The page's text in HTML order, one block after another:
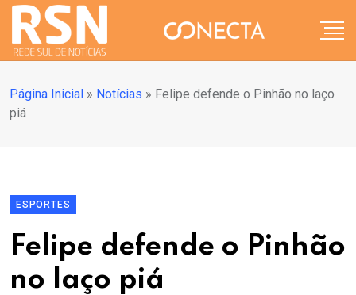
Página Inicial » Notícias » Felipe defende o Pinhão no laço
piá
ESPORTES
Felipe defende o Pinhão
no laço piá